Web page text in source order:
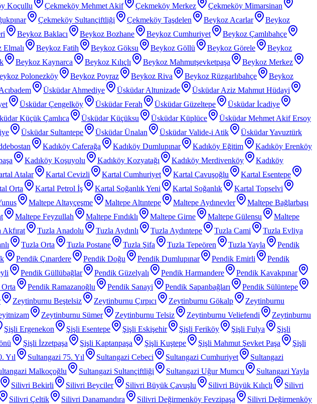
Koçullu Çekmeköy Mehmet Akif Çekmeköy Merkez
Çekmeköy Mimarsinan
Çekmeköy Sultançiftliği Çekmeköy Taşdelen Beykoz Acarlar
Beykoz
Beykoz Baklacı Beykoz Bozhane Beykoz Cumhuriyet
Beykoz Çamlıbahçe
Elmalı Beykoz Fatih Beykoz Göksu Beykoz Göllü Beykoz Görele
Beykoz
Beykoz Kaynarca Beykoz Kılıçlı Beykoz Mahmutşevketpaşa
Beykoz Merkez
Polonezköy Beykoz Poyraz Beykoz Riva Beykoz Rüzgarlıbahçe
Beykoz
Üsküdar Ahmediye Üsküdar Altunizade
Üsküdar Aziz Mahmut Hüdayi
Üsküdar Çengelköy Üsküdar Ferah Üsküdar Güzeltepe
Üsküdar İcadiye
Küçük Çamlıca Üsküdar Küçüksu Üsküdar Küplüce
Üsküdar Mehmet Akif Ersoy
Üsküdar Sultantepe Üsküdar Ünalan Üsküdar Valide-i Atik
Üsküdar Yavuztürk
Kadıköy Caferağa Kadıköy Dumlupınar Kadıköy Eğitim
Kadıköy Erenköy
Kadıköy Koşuyolu Kadıköy Kozyatağı Kadıköy Merdivenköy
Kadıköy
Atalar Kartal Cevizli Kartal Cumhuriyet Kartal Çavuşoğlu
Kartal Esentepe
Orta Kartal Petrol İş Kartal Soğanlık Yeni Kartal Soğanlık
Kartal Topselvi
Maltepe Altayçeşme Maltepe Altıntepe Maltepe Aydınevler
Maltepe Bağlarbaşı
Maltepe Feyzullah Maltepe Fındıklı Maltepe Girne Maltepe Gülensu
Maltepe
Akfırat Tuzla Anadolu Tuzla Aydınlı Tuzla Aydıntepe Tuzla Cami
Tuzla Evliya
Tuzla Orta Tuzla Postane Tuzla Şifa Tuzla Tepeören Tuzla Yayla
Pendik
Pendik Çınardere Pendik Doğu Pendik Dumlupınar Pendik Emirli
Pendik
Pendik Güllübağlar Pendik Güzelyalı Pendik Harmandere
Pendik Kavakpınar
Pendik Ramazanoğlu Pendik Sanayi Pendik Sapanbağları
Pendik Sülüntepe
Zeytinburnu Beştelsiz Zeytinburnu Çırpıcı Zeytinburnu Gökalp
Zeytinburnu
Zeytinburnu Sümer Zeytinburnu Telsiz Zeytinburnu Veliefendi
Zeytinburnu
Şişli Ergenekon Şişli Esentepe Şişli Eskişehir Şişli Feriköy Şişli Fulya
Şişli
Şişli İzzetpaşa Şişli Kaptanpaşa Şişli Kuştepe Şişli Mahmut Şevket Paşa
Şişli
Yıl Sultangazi 75. Yıl Sultangazi Cebeci Sultangazi Cumhuriyet
Sultangazi
Malkoçoğlu Sultangazi Sultançiftliği Sultangazi Uğur Mumcu
Sultangazi Yayla
Silivri Bekirli Silivri Beyciler Silivri Büyük Çavuşlu Silivri Büyük Kılıçlı
Silivri
Silivri Çeltik Silivri Danamandıra Silivri Değirmenköy Fevzipaşa
Silivri Değirmenköy